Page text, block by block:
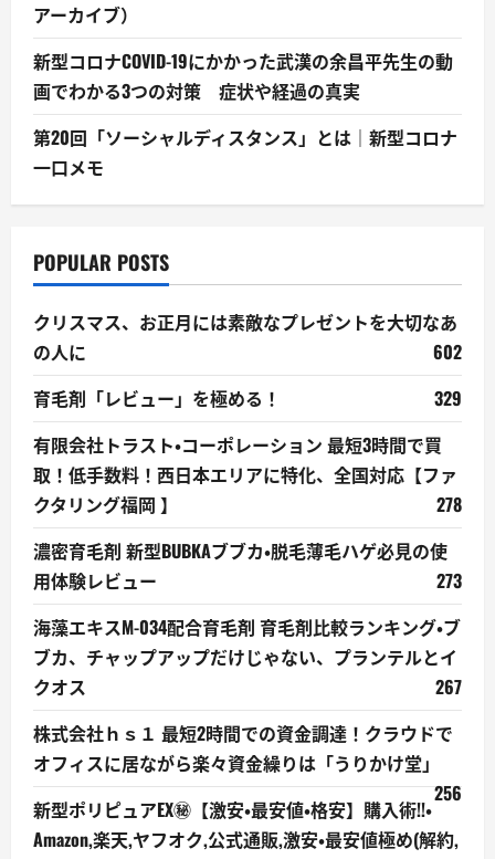
アーカイブ）
新型コロナCOVID-19にかかった武漢の余昌平先生の動
画でわかる3つの対策 症状や経過の真実
第20回「ソーシャルディスタンス」とは｜新型コロナ
一口メモ
POPULAR POSTS
クリスマス、お正月には素敵なプレゼントを大切なあ
の人に
602
育毛剤「レビュー」を極める！
329
有限会社トラスト・コーポレーション 最短3時間で買
取！低手数料！西日本エリアに特化、全国対応【ファ
クタリング福岡 】
278
濃密育毛剤 新型BUBKAブブカ・脱毛薄毛ハゲ必見の使
用体験レビュー
273
海藻エキスM-034配合育毛剤 育毛剤比較ランキング・ブ
ブカ、チャップアップだけじゃない、プランテルとイ
クオス
267
株式会社ｈｓ１ 最短2時間での資金調達！クラウドで
オフィスに居ながら楽々資金繰りは「うりかけ堂」
256
新型ポリピュアEX㊙【激安・最安値・格安】購入術!!・
Amazon,楽天,ヤフオク,公式通販,激安・最安値極め(解約,